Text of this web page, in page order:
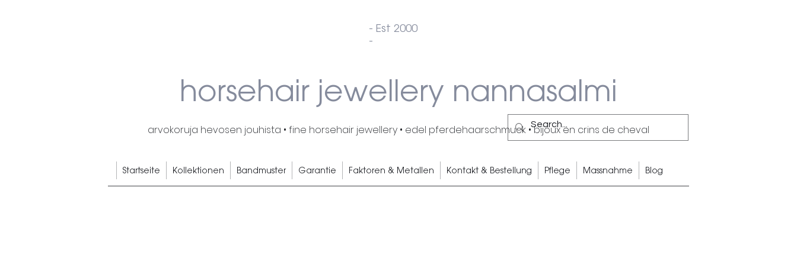
- Est 2000
-
horsehair jewellery nannasalmi
arvokoruja hevosen jouhista • fine horsehair jewellery • edel pferdehaarschmuck • bijoux en crins de cheval
Startseite Kollektionen Bandmuster Garantie Faktoren & Metallen Kontakt & Bestellung Pflege Massnahme Blog